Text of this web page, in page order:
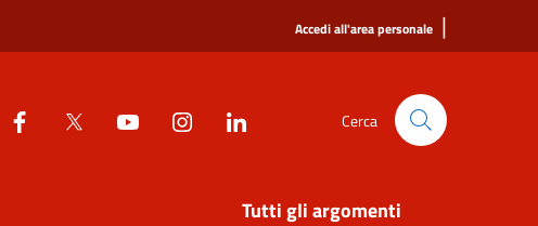
Accedi all'area personale |
Cerca
Tutti gli argomenti